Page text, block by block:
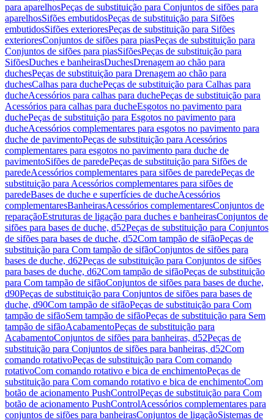
para aparelhosPeças de substituição para Conjuntos de sifões para
aparelhosSifões embutidosPeças de substituição para Sifões
embutidosSifões exterioresPeças de substituição para Sifões
exterioresConjuntos de sifões para piasPeças de substituição para
Conjuntos de sifões para piasSifõesPeças de substituição para
SifõesDuches e banheirasDuchesDrenagem ao chão para
duchesPeças de substituição para Drenagem ao chão para
duchesCalhas para duchePeças de substituição para Calhas para
ducheAcessórios para calhas para duchePeças de substituição para
Acessórios para calhas para ducheEsgotos no pavimento para
duchePeças de substituição para Esgotos no pavimento para
ducheAcessórios complementares para esgotos no pavimento para
duche de pavimentoPeças de substituição para Acessórios
complementares para esgotos no pavimento para duche de
pavimentoSifões de paredePeças de substituição para Sifões de
paredeAcessórios complementares para sifões de paredePeças de
substituição para Acessórios complementares para sifões de
paredeBases de duche e superfícies de ducheAcessórios
complementaresBanheirasAcessórios complementaresConjuntos de
reparaçãoEstruturas de ligação para duches e banheirasConjuntos de
sifões para bases de duche, d52Peças de substituição para Conjuntos
de sifões para bases de duche, d52Com tampão de sifãoPeças de
substituição para Com tampão de sifãoConjuntos de sifões para
bases de duche, d62Peças de substituição para Conjuntos de sifões
para bases de duche, d62Com tampão de sifãoPeças de substituição
para Com tampão de sifãoConjuntos de sifões para bases de duche,
d90Peças de substituição para Conjuntos de sifões para bases de
duche, d90Com tampão de sifãoPeças de substituição para Com
tampão de sifãoSem tampão de sifãoPeças de substituição para Sem
tampão de sifãoAcabamentoPeças de substituição para
AcabamentoConjuntos de sifões para banheiras, d52Peças de
substituição para Conjuntos de sifões para banheiras, d52Com
comando rotativoPeças de substituição para Com comando
rotativoCom comando rotativo e bica de enchimentoPeças de
substituição para Com comando rotativo e bica de enchimentoCom
botão de acionamento PushControlPeças de substituição para Com
botão de acionamento PushControlAcessórios complementares para
conjuntos de sifões para banheirasConjuntos de ligaçãoSistemas de